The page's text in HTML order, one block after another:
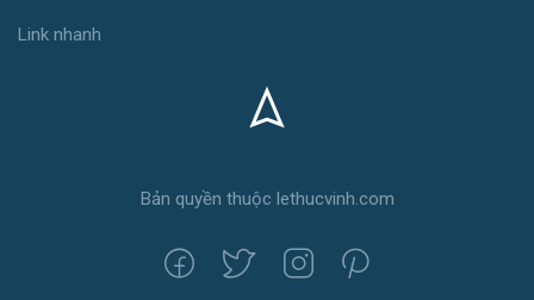
Link nhanh
Bản quyền thuộc lethucvinh.com